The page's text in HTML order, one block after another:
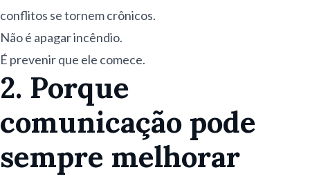
conflitos se tornem crônicos.
Não é apagar incêndio.
É prevenir que ele comece.
2. Porque
comunicação pode
sempre melhorar